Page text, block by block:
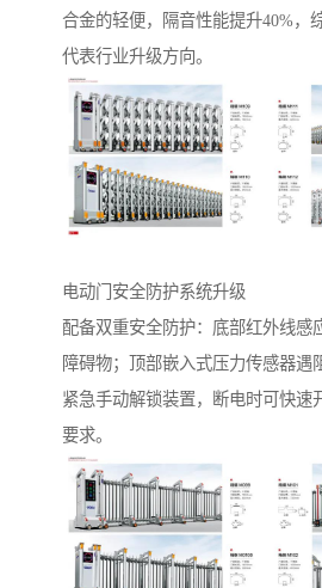
合金的轻便，隔音性能提升40%，
代表行业升级方向。
电动门安全防护系统升级‌
配备双重安全防护：底部红外线感
障碍物；顶部嵌入式压力传感器遇
紧急手动解锁装置，断电时可快速
要求。